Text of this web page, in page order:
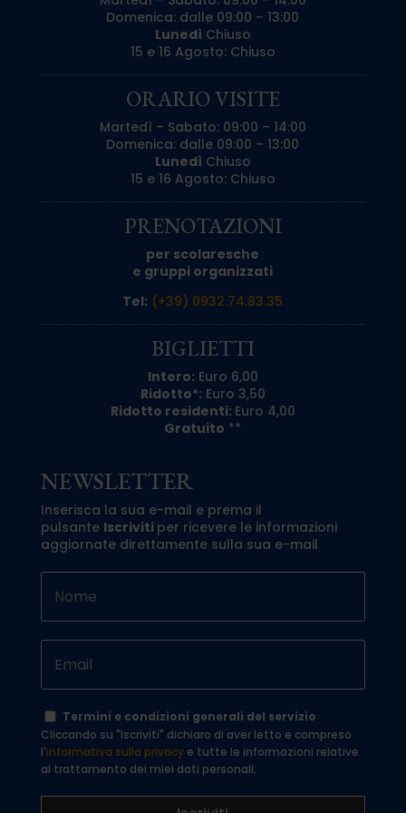
Domenica: dalle 09:00 – 13:00
Lunedì Chiuso
15 e 16 Agosto: Chiuso
ORARIO VISITE
Martedì – Sabato: 09:00 – 14:00
Domenica: dalle 09:00 – 13:00
Lunedì Chiuso
15 e 16 Agosto: Chiuso
PRENOTAZIONI
per scolaresche
e gruppi organizzati
Tel: (+39) 0932.74.83.35
BIGLIETTI
Intero: Euro 6,00
Ridotto*: Euro 3,50
Ridotto residenti: Euro 4,00
Gratuito **
NEWSLETTER
Inserisca la sua e-mail e prema il
pulsante Iscriviti per ricevere le informazioni
aggiornate direttamente sulla sua e-mail
Termini e condizioni generali del servizio
Cliccando su "Iscriviti" dichiaro di aver letto e compreso
l'informativa sulla privacye tutte le informazioni relative
al trattamento dei miei dati personali.